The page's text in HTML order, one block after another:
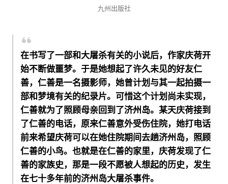
九州出版社
在书写了一部和大屠杀有关的小说后，作家庆荷开
始不断做噩梦。于是她想起了许久未见的好友仁
善，仁善是一名摄影师，她曾计划与其一起拍摄一
部和梦境有关的纪录片。可惜这个计划尚未实现，
仁善就为了照顾母亲回到了济州岛。某天庆荷接到
了仁善的电话，原来仁善意外受伤住院，她打电话
前来希望庆荷可以在她住院期间去趟济州岛，照顾
仁善的小鸟。也就是在仁善的家里，庆荷发现了仁
善的家族史，那是一段不愿被人想起的历史，发生
在七十多年前的济州岛大屠杀事件。